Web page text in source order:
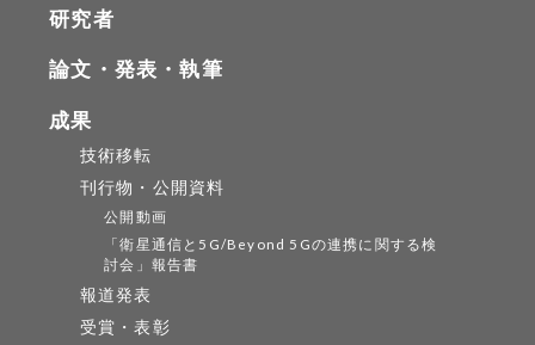
研究者
論文・発表・執筆
成果
技術移転
刊行物・公開資料
公開動画
「衛星通信と5G/Beyond 5Gの連携に関する検
討会」報告書
報道発表
受賞・表彰